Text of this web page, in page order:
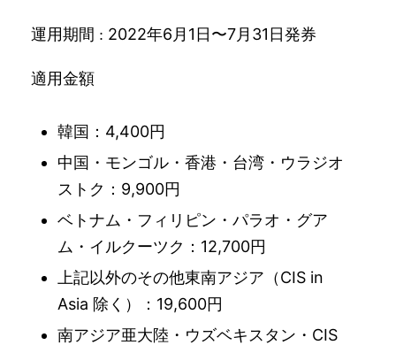
運用期間 : 2022年6月1日〜7月31日発券
適用金額
韓国：4,400円
中国・モンゴル・香港・台湾・ウラジオ
ストク：9,900円
ベトナム・フィリピン・パラオ・グア
ム・イルクーツク：12,700円
上記以外のその他東南アジア（CIS in
Asia 除く）：19,600円
南アジア亜大陸・ウズベキスタン・CIS